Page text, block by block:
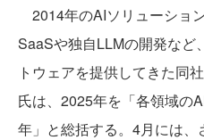
2014年のAIソリューショ
SaaSや独自LLMの開発など
トウェアを提供してきた同
氏は、2025年を「各領域の
年」と総括する。4月には